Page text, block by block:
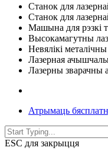
Станок для
Станок для
Машына для рэзкі
Высокамагутны
Невялікі
Лазерная
Лазерны зварачны
Атрымаць
ESC для закрыцця